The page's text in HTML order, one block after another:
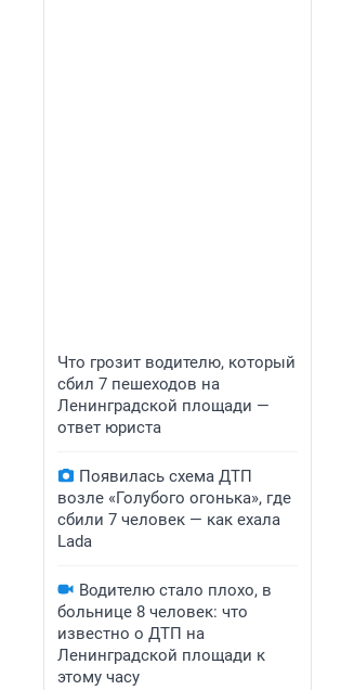
Что грозит водителю, который
сбил 7 пешеходов на
Ленинградской площади —
ответ юриста
Появилась схема ДТП
возле «Голубого огонька», где
сбили 7 человек — как ехала
Lada
Водителю стало плохо, в
больнице 8 человек: что
известно о ДТП на
Ленинградской площади к
этому часу